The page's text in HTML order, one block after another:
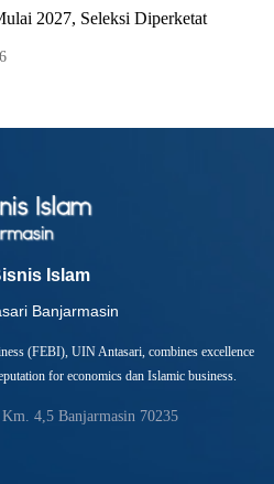
2027, Seleksi Diperketat
Islam
Banjarmasin
(FEBI), UIN Antasari, combines excellence
for economics dan Islamic business.
4,5 Banjarmasin 70235